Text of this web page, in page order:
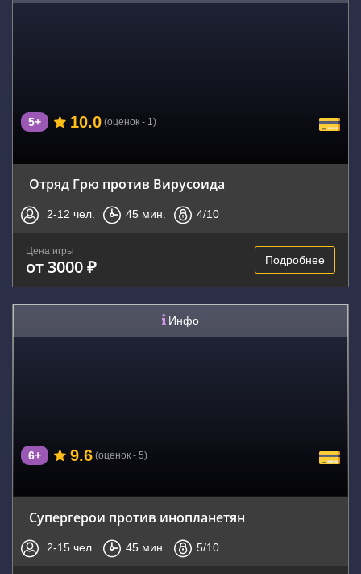
5+ 10.0 (оценок - 1)
Отряд Грю против Вирусоида
2-12 чел. 45 мин. 4/10
Цена игры
от 3000 ₽ Подробнее
Инфо
6+ 9.6 (оценок - 5)
Супергерои против инопланетян
2-15 чел. 45 мин. 5/10